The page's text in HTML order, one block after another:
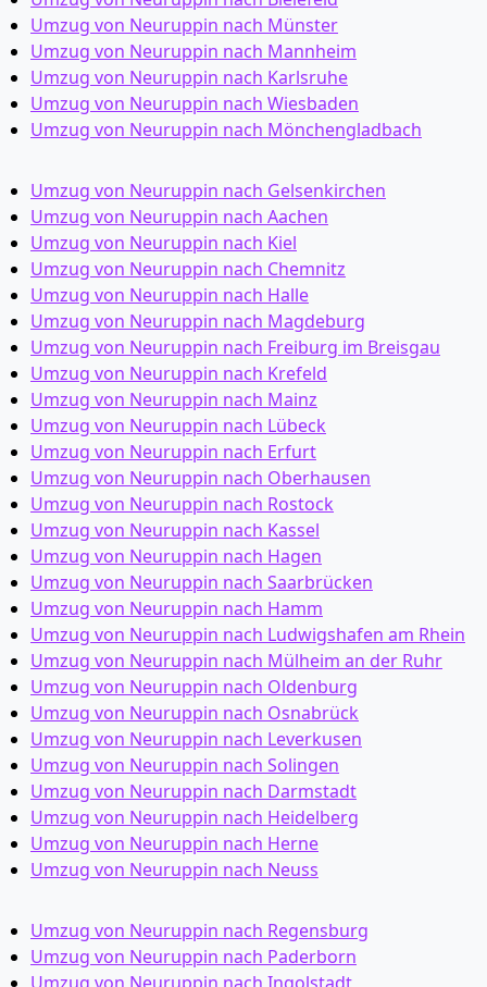
Umzug von Neuruppin nach Münster
Umzug von Neuruppin nach Mannheim
Umzug von Neuruppin nach Karlsruhe
Umzug von Neuruppin nach Wiesbaden
Umzug von Neuruppin nach Mönchen­gladbach
Umzug von Neuruppin nach Gelsenkirchen
Umzug von Neuruppin nach Aachen
Umzug von Neuruppin nach Kiel
Umzug von Neuruppin nach Chemnitz
Umzug von Neuruppin nach Halle
Umzug von Neuruppin nach Magdeburg
Umzug von Neuruppin nach Freiburg im Breisgau
Umzug von Neuruppin nach Krefeld
Umzug von Neuruppin nach Mainz
Umzug von Neuruppin nach Lübeck
Umzug von Neuruppin nach Erfurt
Umzug von Neuruppin nach Oberhausen
Umzug von Neuruppin nach Rostock
Umzug von Neuruppin nach Kassel
Umzug von Neuruppin nach Hagen
Umzug von Neuruppin nach Saarbrücken
Umzug von Neuruppin nach Hamm
Umzug von Neuruppin nach Ludwigshafen am Rhein
Umzug von Neuruppin nach Mülheim an der Ruhr
Umzug von Neuruppin nach Oldenburg
Umzug von Neuruppin nach Osnabrück
Umzug von Neuruppin nach Leverkusen
Umzug von Neuruppin nach Solingen
Umzug von Neuruppin nach Darmstadt
Umzug von Neuruppin nach Heidelberg
Umzug von Neuruppin nach Herne
Umzug von Neuruppin nach Neuss
Umzug von Neuruppin nach Regensburg
Umzug von Neuruppin nach Paderborn